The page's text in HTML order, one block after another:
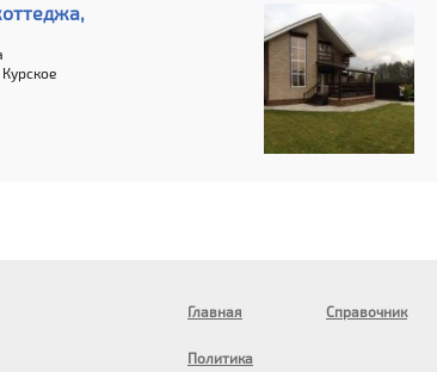
Главная Справочник
Политика